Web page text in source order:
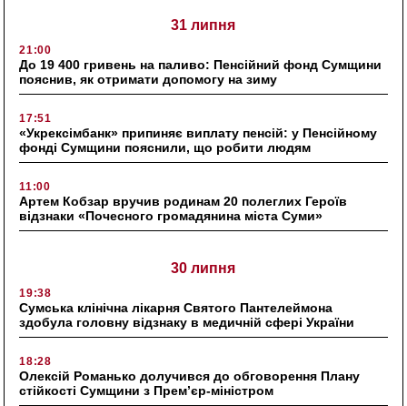
31 липня
21:00
До 19 400 гривень на паливо: Пенсійний фонд Сумщини
пояснив, як отримати допомогу на зиму
17:51
«Укрексімбанк» припиняє виплату пенсій: у Пенсійному
фонді Сумщини пояснили, що робити людям
11:00
Артем Кобзар вручив родинам 20 полеглих Героїв
відзнаки «Почесного громадянина міста Суми»
30 липня
19:38
Сумська клінічна лікарня Святого Пантелеймона
здобула головну відзнаку в медичній сфері України
18:28
Олексій Романько долучився до обговорення Плану
стійкості Сумщини з Прем’єр-міністром